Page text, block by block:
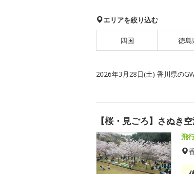
エリアを絞り込む
四国 徳島
2026年3月28日(土) 香川県の
【桜・見ごろ】さぬき
飛